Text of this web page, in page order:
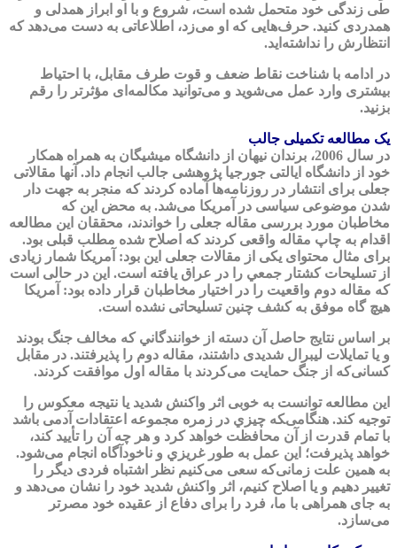
طی زندگی خود متحمل شده است، شروع و با او ابراز همدلی و
همدردی كنيد. حرف‌هایی که او می‌زد، اطلاعاتی به دست می‌دهد كه
انتظارش را نداشته‌ايد.
در ادامه با شناخت نقاط ضعف و قوت طرف مقابل، با احتياط
بيشتری وارد عمل می‌شويد و می‌توانید مكالمه‌ای مؤثرتر را رقم
بزنيد.
يک مطالعه تكميلی جالب
در سال 2006، برندان نيهان از دانشگاه ميشيگان به همراه همكار
خود از دانشگاه ايالتی جورجيا پژوهشی جالب انجام داد. آنها مقالاتی
جعلی برای انتشار در روزنامه‌ها آماده كردند كه منجر به جهت دار
شدن موضوعی سياسی در آمريكا می‌شد. به محض اين كه
مخاطبان مورد بررسی مقاله جعلی را خواندند، محققان اين مطالعه
اقدام به چاپ مقاله واقعی كردند كه اصلاح شده مطلب قبلی بود.
برای مثال محتوای يكی از مقالات جعلی این بود: آمريكا شمار زيادی
از تسليحات كشتار جمعي را در عراق يافته است. اين در حالی است
كه مقاله دوم واقعيت را در اختيار مخاطبان قرار داده بود: آمريكا
هيچ گاه موفق به كشف چنين تسليحاتی نشده است.
بر اساس نتايج حاصل آن دسته از خوانندگاني كه مخالف جنگ بودند
و يا تمايلات ليبرال شديدی داشتند، مقاله دوم را پذيرفتند. در مقابل
كسانی‌كه از جنگ حمايت می‌كردند با مقاله اول موافقت كردند.
اين مطالعه توانست به خوبی اثر واكنش شديد يا نتيجه معكوس را
توجيه كند. هنگامی‌‍كه چيزي در زمره مجموعه اعتقادات آدمی باشد
با تمام قدرت از آن محافظت خواهد کرد و هر چه آن را تأیید کند،
خواهد پذیرفت؛ اين عمل به طور غريزي و ناخودآگاه انجام می‌شود.
به همين علت زمانی‌كه سعی می‌كنيم نظر اشتباه فردی ديگر را
تغيير دهيم و يا اصلاح كنيم، اثر واكنش شديد خود را نشان می‌دهد و
به جای همراهی با ما، فرد را برای دفاع از عقيده خود مصرتر
می‌سازد.